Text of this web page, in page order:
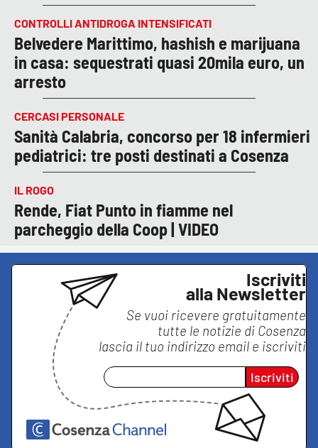
CONTROLLI ANTIDROGA INTENSIFICATI
Belvedere Marittimo, hashish e marijuana
in casa: sequestrati quasi 20mila euro, un
arresto
CERCASI PERSONALE
Sanità Calabria, concorso per 18 infermieri
pediatrici: tre posti destinati a Cosenza
IL ROGO
Rende, Fiat Punto in fiamme nel
parcheggio della Coop | VIDEO
Iscriviti
alla Newsletter
Se vuoi ricevere gratuitamente
tutte le notizie di Cosenza
lascia il tuo indirizzo email e iscriviti
Iscriviti